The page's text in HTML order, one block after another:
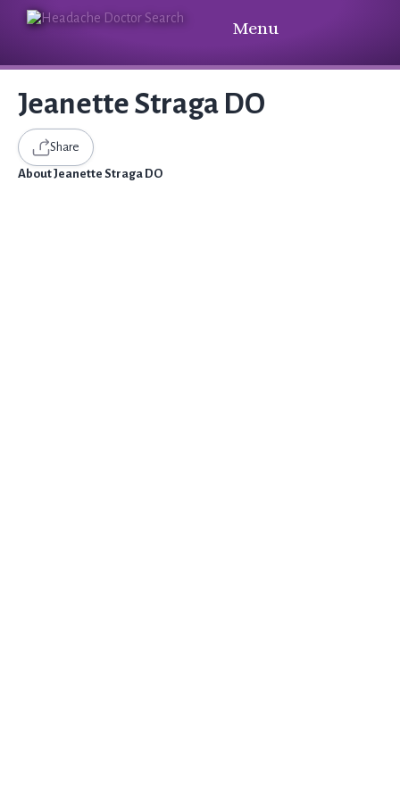
Menu
Jeanette Straga DO
Share
About Jeanette Straga DO